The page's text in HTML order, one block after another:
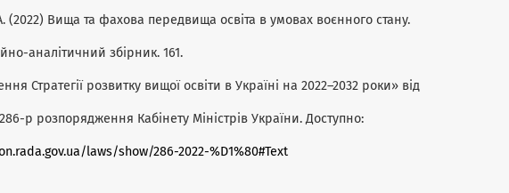
(2022) Вища та фахова передвища освіта в умовах воєнного стану.
аналітичний збірник. 161.
Стратегії розвитку вищої освіти в Україні на 2022–2032 роки» від
р розпорядження Кабінету Міністрів України. Доступно:
laws/show/286-2022-%D1%80#Text